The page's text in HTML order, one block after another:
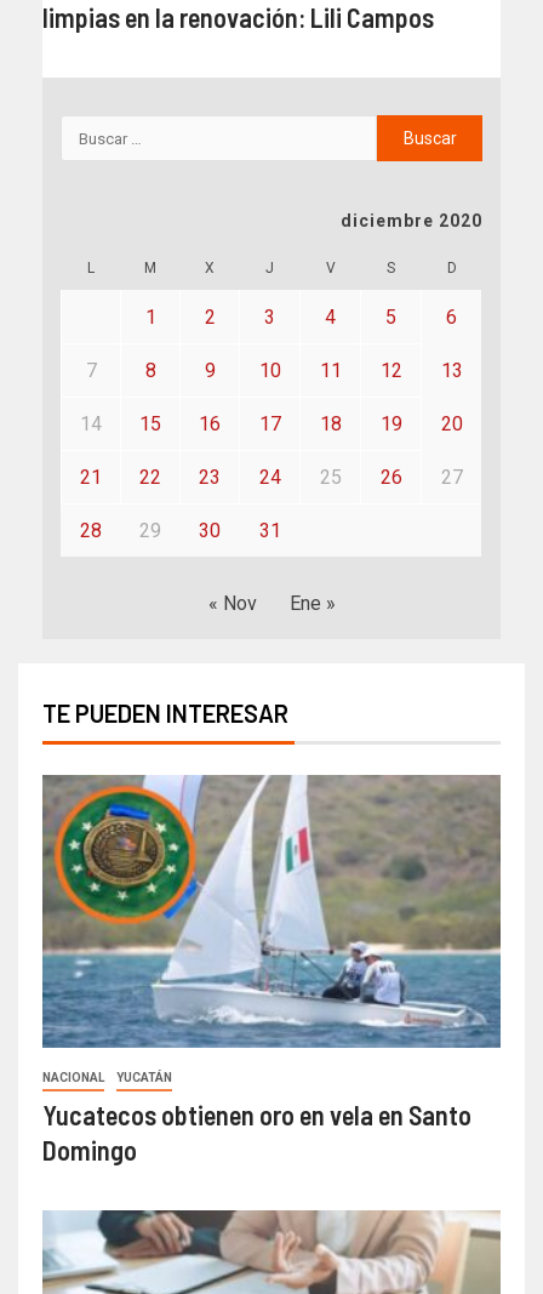
limpias en la renovación: Lili Campos
diciembre 2020
L M X J V S D
1 2 3 4 5 6
7 8 9 10 11 12 13
14 15 16 17 18 19 20
21 22 23 24 25 26 27
28 29 30 31
« Nov Ene »
TE PUEDEN INTERESAR
NACIONAL YUCATÁN
Yucatecos obtienen oro en vela en Santo
Domingo